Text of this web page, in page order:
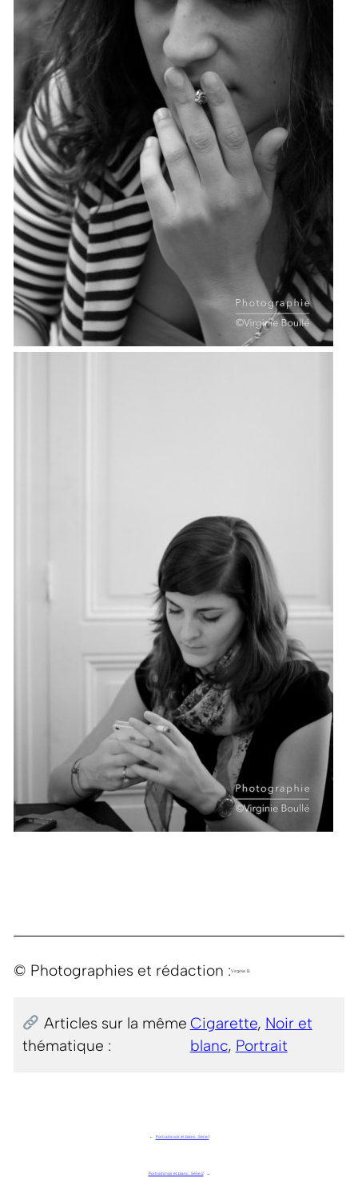
© Photographies et rédaction :Virginie B.
Articles sur la même
thématique :
Cigarette, Noir et
blanc, Portrait
← Portraits noir et blanc . Série 1
Portraits noir et blanc . Série 2 →